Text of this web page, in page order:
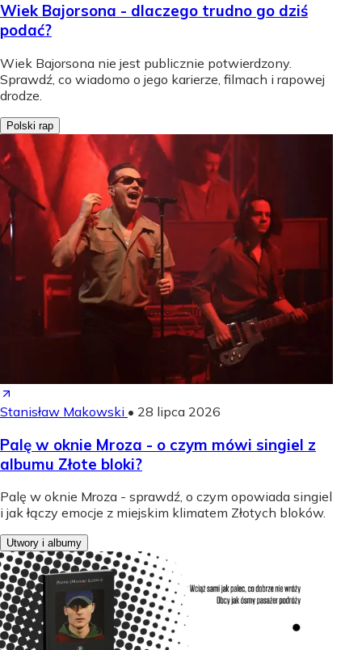
Wiek Bajorsona - dlaczego trudno go dziś
podać?
Wiek Bajorsona nie jest publicznie potwierdzony.
Sprawdź, co wiadomo o jego karierze, filmach i rapowej
drodze.
Polski rap
Stanisław Makowski • 28 lipca 2026
Palę w oknie Mroza - o czym mówi singiel z
albumu Złote bloki?
Palę w oknie Mroza - sprawdź, o czym opowiada singiel
i jak łączy emocje z miejskim klimatem Złotych bloków.
Utwory i albumy